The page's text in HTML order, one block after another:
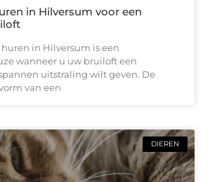
in Hilversum voor een
in Hilversum is een
wanneer u uw bruiloft een
uitstraling wilt geven. De
van een
DIEREN